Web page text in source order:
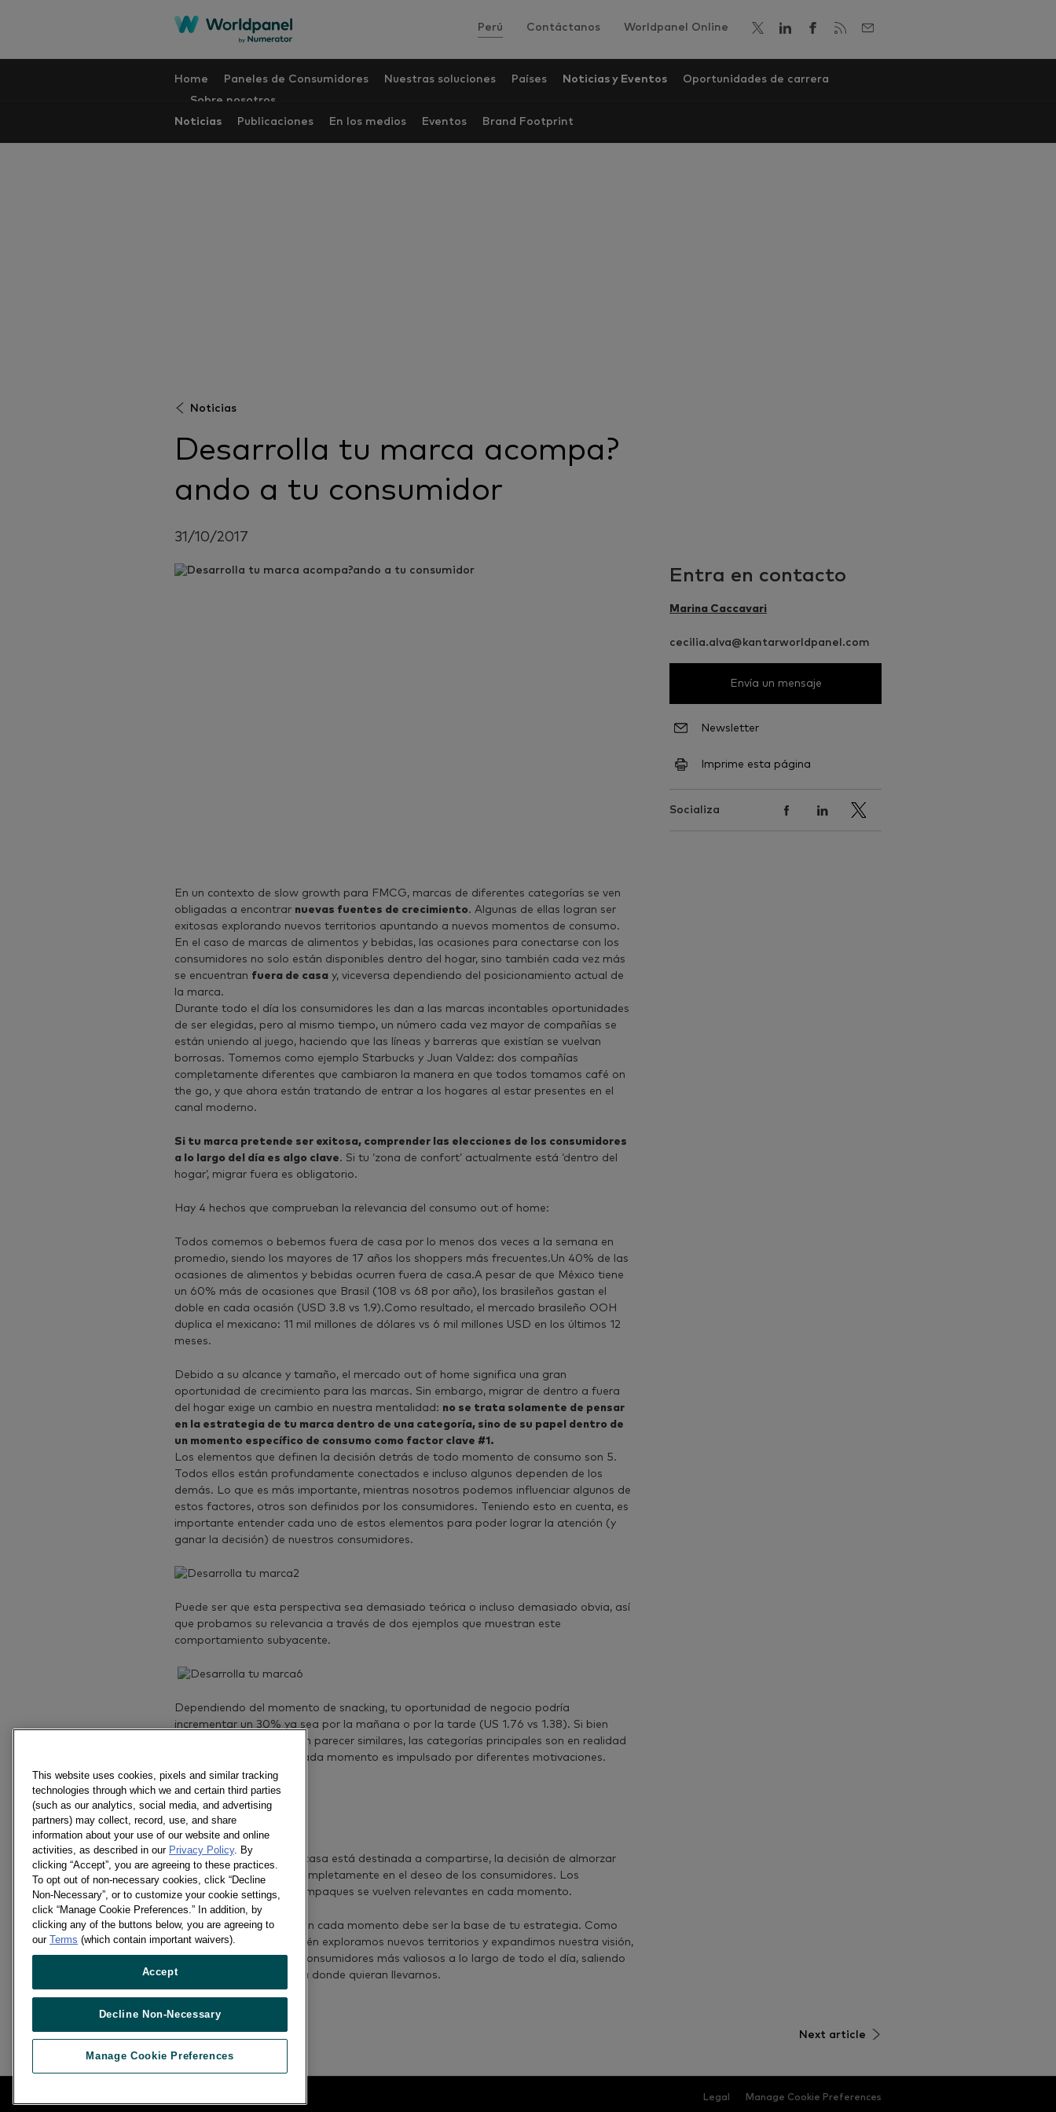
Perú Contáctanos Worldpanel Online
Home Paneles de Consumidores Nuestras soluciones Países Noticias y Eventos
Oportunidades de carrera
Sobre nosotros
Noticias
Publicaciones En los medios Eventos Brand Footprint
Noticias
Desarrolla tu marca acompa?
ando a tu consumidor
31/10/2017
En un contexto de slow growth para FMCG, marcas de diferentes categorías se ven
obligadas a encontrar nuevas fuentes de crecimiento. Algunas de ellas logran ser
exitosas explorando nuevos territorios apuntando a nuevos momentos de consumo.
En el caso de marcas de alimentos y bebidas, las ocasiones para conectarse con los
consumidores no solo están disponibles dentro del hogar, sino también cada vez más
se encuentran fuera de casa y, viceversa dependiendo del posicionamiento actual de
la marca.
Durante todo el día los consumidores les dan a las marcas incontables oportunidades
de ser elegidas, pero al mismo tiempo, un número cada vez mayor de compañías se
están uniendo al juego, haciendo que las líneas y barreras que existían se vuelvan
borrosas. Tomemos como ejemplo Starbucks y Juan Valdez: dos compañías
completamente diferentes que cambiaron la manera en que todos tomamos café on
the go, y que ahora están tratando de entrar a los hogares al estar presentes en el
canal moderno.
Si tu marca pretende ser exitosa, comprender las elecciones de los consumidores
a lo largo del día es algo clave. Si tu ‘zona de confort’ actualmente está ‘dentro del
hogar’, migrar fuera es obligatorio.
Hay 4 hechos que comprueban la relevancia del consumo out of home:
Todos comemos o bebemos fuera de casa por lo menos dos veces a la semana en
promedio, siendo los mayores de 17 años los shoppers más frecuentes.Un 40% de las
ocasiones de alimentos y bebidas ocurren fuera de casa.A pesar de que México tiene
un 60% más de ocasiones que Brasil (108 vs 68 por año), los brasileños gastan el
doble en cada ocasión (USD 3.8 vs 1.9).Como resultado, el mercado brasileño OOH
duplica el mexicano: 11 mil millones de dólares vs 6 mil millones USD en los últimos 12
meses.
Debido a su alcance y tamaño, el mercado out of home significa una gran
oportunidad de crecimiento para las marcas. Sin embargo, migrar de dentro a fuera
del hogar exige un cambio en nuestra mentalidad: no se trata solamente de pensar
en la estrategia de tu marca dentro de una categoría, sino de su papel dentro de
un momento específico de consumo como factor clave #1.
Los elementos que definen la decisión detrás de todo momento de consumo son 5.
Todos ellos están profundamente conectados e incluso algunos dependen de los
demás. Lo que es más importante, mientras nosotros podemos influenciar algunos de
estos factores, otros son definidos por los consumidores. Teniendo esto en cuenta, es
importante entender cada uno de estos elementos para poder lograr la atención (y
ganar la decisión) de nuestros consumidores.
Puede ser que esta perspectiva sea demasiado teórica o incluso demasiado obvia, así
que probamos su relevancia a través de dos ejemplos que muestran este
comportamiento subyacente.
Dependiendo del momento de snacking, tu oportunidad de negocio podría
incrementar un 30% ya sea por la mañana o por la tarde (US 1.76 vs 1.38). Si bien
estas 2 ocasiones pueden parecer similares, las categorías principales son en realidad
bien diferentes, ya que cada momento es impulsado por diferentes motivaciones.
Mientras que la cena en casa está destinada a compartirse, la decisión de almorzar
fuera de casa se basa completamente en el deseo de los consumidores. Los
diferentes tamaños de empaques se vuelven relevantes en cada momento.
Entender lo que sucede en cada momento debe ser la base de tu estrategia. Como
partners, nosotros también exploramos nuevos territorios y expandimos nuestra visión,
conectándonos con tus consumidores más valiosos a lo largo de todo el día, saliendo
de sus hogares y yendo a donde quieran llevarnos.
Entra en contacto
Marina Caccavari
cecilia.alva@kantarworldpanel.com
Envía un mensaje
Newsletter
Imprime esta página
Socializa
Previous article Next article
Legal Manage Cookie Preferences
This website uses cookies, pixels and similar tracking
technologies through which we and certain third parties
(such as our analytics, social media, and advertising
partners) may collect, record, use, and share
information about your use of our website and online
activities, as described in our Privacy Policy. By
clicking “Accept”, you are agreeing to these practices.
To opt out of non-necessary cookies, click “Decline
Non-Necessary”, or to customize your cookie settings,
click “Manage Cookie Preferences.” In addition, by
clicking any of the buttons below, you are agreeing to
our Terms (which contain important waivers).
Accept
Decline Non-Necessary
Manage Cookie Preferences